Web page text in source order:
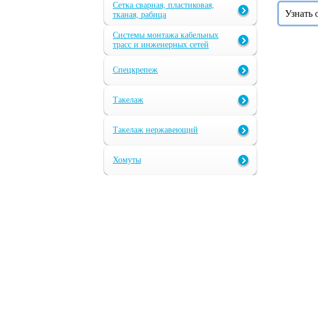
Сетка сварная, пластиковая,
тканая, рабица
Системы монтажа кабельных
трасс и инженерных сетей
Спецкрепеж
Такелаж
Такелаж нержавеющий
Хомуты
Узнать